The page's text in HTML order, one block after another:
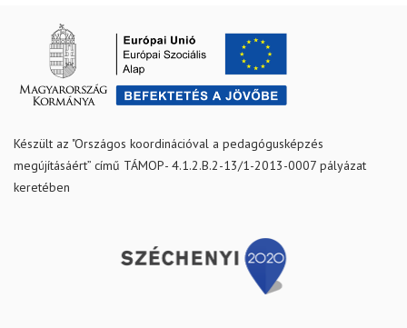
Készült az "Országos koordinációval a pedagógusképzés
megújításáért” című TÁMOP- 4.1.2.B.2-13/1-2013-0007 pályázat
keretében